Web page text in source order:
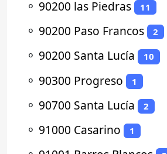
⚬ 90200 las Piedras 11
⚬ 90200 Paso Francos 2
⚬ 90200 Santa Lucía 10
⚬ 90300 Progreso 1
⚬ 90700 Santa Lucía 2
⚬ 91000 Casarino 1